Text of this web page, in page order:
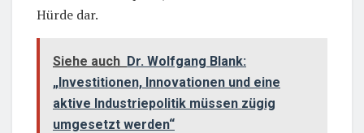
Hürde dar.
Siehe auch Dr. Wolfgang Blank:
„Investitionen, Innovationen und eine
aktive Industriepolitik müssen zügig
umgesetzt werden“